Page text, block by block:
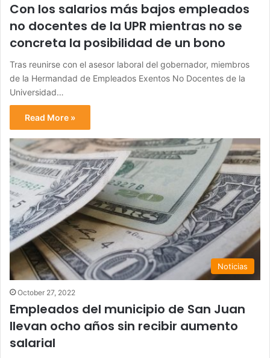
Con los salarios más bajos empleados
no docentes de la UPR mientras no se
concreta la posibilidad de un bono
Tras reunirse con el asesor laboral del gobernador, miembros
de la Hermandad de Empleados Exentos No Docentes de la
Universidad…
Read More »
Noticias
October 27, 2022
Empleados del municipio de San Juan
llevan ocho años sin recibir aumento
salarial